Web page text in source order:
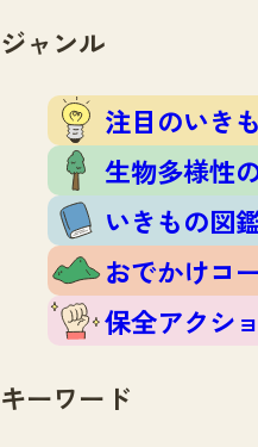
注目のいきもの
生物多様性のめ
いきもの図鑑
おでかけコース
保全アクション
イベント
いきもの調査隊
調査レポート
調査レポート
調査結果
ふくおかいきも
マッチング
マッチングTOP
掲載申し込みフ
お問合せ
ジャンル
注目のいき
生物多様性
いきもの図
おでかけコ
保全アクシ
キーワード